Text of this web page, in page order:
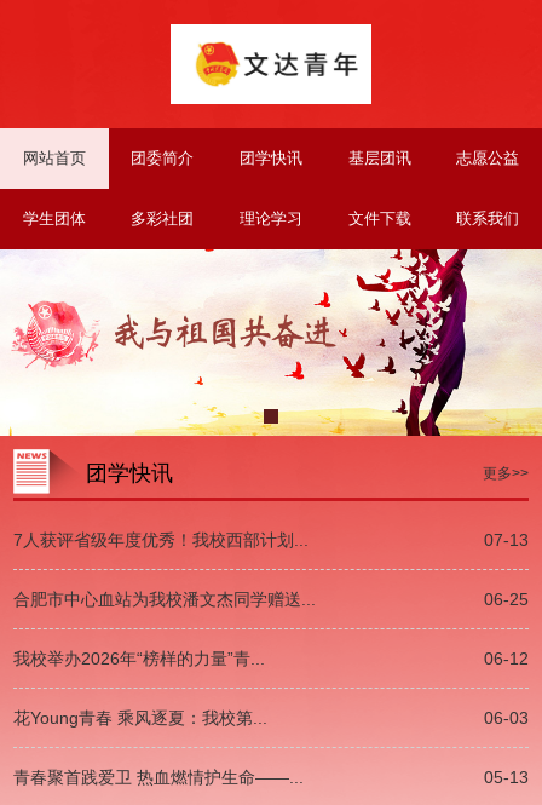
网站首页 团委简介 团学快讯 基层团讯 志愿公益
学生团体 多彩社团 理论学习 文件下载 联系我们
团学快讯 更多>>
07-13
7人获评省级年度优秀！我校西部计划...
06-25
合肥市中心血站为我校潘文杰同学赠送...
06-12
我校举办2026年“榜样的力量”青...
06-03
花Young青春 乘风逐夏：我校第...
05-13
青春聚首践爱卫 热血燃情护生命——...